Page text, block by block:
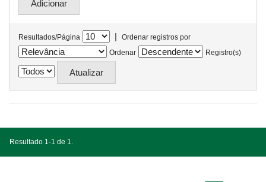
Resultados/Página |
Ordenar registros por
Ordenar
Registro(s)
Resultado 1-1 de 1.